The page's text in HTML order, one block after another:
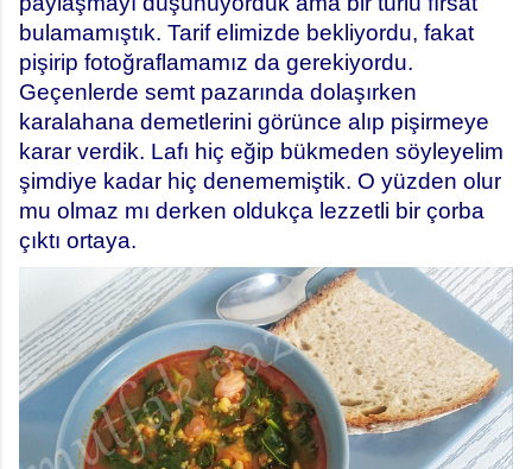
bulamamıştık. Tarif elimizde bekliyordu, fakat
pişirip fotoğraflamamız da gerekiyordu.
Geçenlerde semt pazarında dolaşırken
karalahana demetlerini görünce alıp pişirmeye
karar verdik. Lafı hiç eğip bükmeden söyleyelim
şimdiye kadar hiç denememiştik. O yüzden olur
mu olmaz mı derken oldukça lezzetli bir çorba
çıktı ortaya.